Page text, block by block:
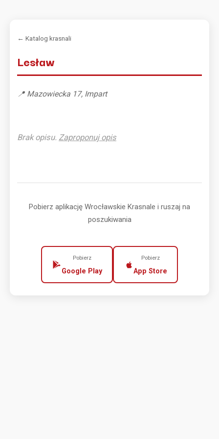
← Katalog krasnali
Lesław
📍 Mazowiecka 17, Impart
Brak opisu. Zaproponuj opis
Pobierz aplikację Wrocławskie Krasnale i ruszaj na
poszukiwania
Pobierz
Google Play
Pobierz
App Store